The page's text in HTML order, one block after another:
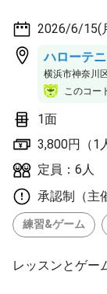
2026/6/15(
ハローテ
横浜市神奈川
このコー
1面
3,800円（1
定員：6人
承認制（主
練習&ゲーム
レッスンとゲー